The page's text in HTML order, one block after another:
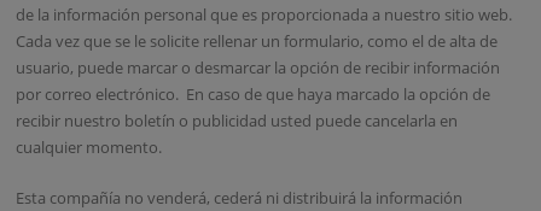
de la información personal que es proporcionada a nuestro sitio web.
Cada vez que se le solicite rellenar un formulario, como el de alta de
usuario, puede marcar o desmarcar la opción de recibir información
por correo electrónico. En caso de que haya marcado la opción de
recibir nuestro boletín o publicidad usted puede cancelarla en
cualquier momento.
Esta compañía no venderá, cederá ni distribuirá la información